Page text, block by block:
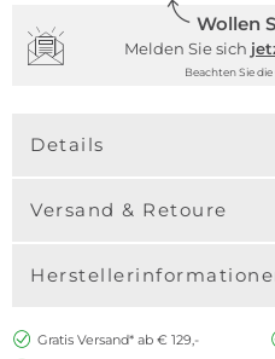
Wollen
Melden Sie sich
Beachten Sie
Details
Versand & Retoure
Gratis Versand* ab € 129,-